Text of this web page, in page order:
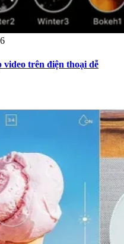
trên điện thoại dễ